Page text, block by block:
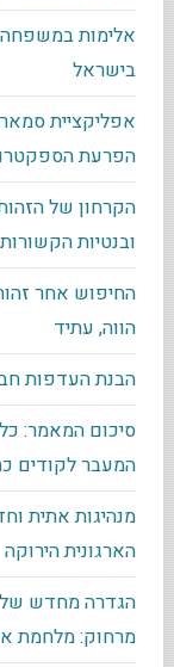
אלימות במשפחה,
בישראל
אפליקציית
הפרעת
הקרחון של
ובנטיות
החיפוש אחר
הווה, עתיד
הבנת העדפות
סיכום המאמר:
המעבר לקודים
מנהיגות אתית
הארגונית הירוקה
הגדרה מחדש של
מרחוק: מלחמת איראן 2025–2026